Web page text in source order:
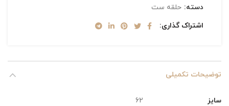
دسته: حلقه ست
اشتراک گذاری
توضیحات تکمیلی
سایز 62